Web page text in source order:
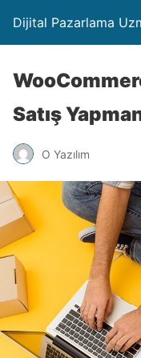
Dijital Pazarlama
Satış
O Yazılım